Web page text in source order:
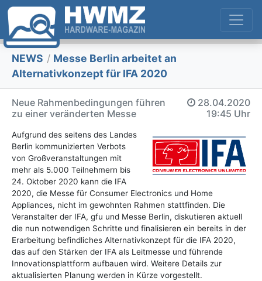
NEWS / Messe Berlin arbeitet an
Alternativkonzept für IFA 2020
Neue Rahmenbedingungen führen
zu einer veränderten Messe
28.04.2020
19:45 Uhr
Aufgrund des seitens des Landes
Berlin kommunizierten Verbots
von Großveranstaltungen mit
mehr als 5.000 Teilnehmern bis
24. Oktober 2020 kann die IFA
2020, die Messe für Consumer Electronics und Home
Appliances, nicht im gewohnten Rahmen stattfinden. Die
Veranstalter der IFA, gfu und Messe Berlin, diskutieren aktuell
die nun notwendigen Schritte und finalisieren ein bereits in der
Erarbeitung befindliches Alternativkonzept für die IFA 2020,
das auf den Stärken der IFA als Leitmesse und führende
Innovationsplattform aufbauen wird. Weitere Details zur
aktualisierten Planung werden in Kürze vorgestellt.